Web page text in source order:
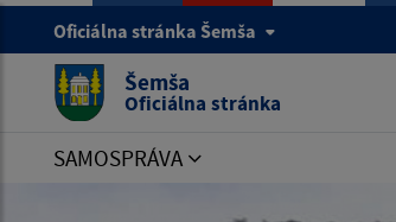
Oficiálna stránka Šemša
Šemša
Oficiálna stránka
SAMOSPRÁVA